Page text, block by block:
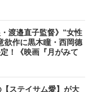
渡邉直子監督》“女性
欲作に黒木瞳・西岡德
！《映画『月がみて
【ステイサム愛】が大